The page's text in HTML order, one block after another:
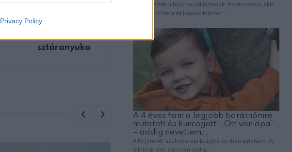
Privacy Policy
KÖVETKEZŐ POSZT
sztáranyuka